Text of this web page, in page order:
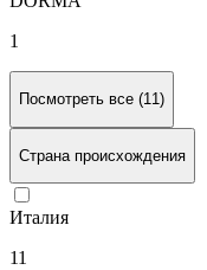
1
Посмотреть все (11)
Страна происхождения
Италия
11